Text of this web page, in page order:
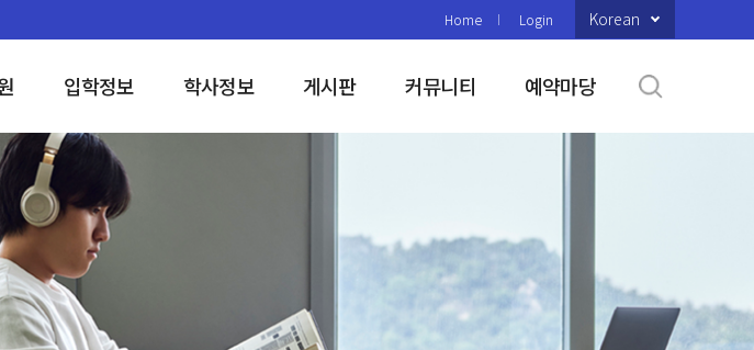
Home Login Korean
입학정보 학사정보 게시판 커뮤니티 예약마당